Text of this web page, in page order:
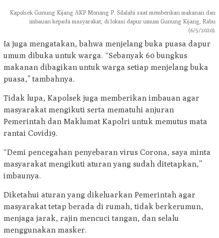
Kapolsek Gunung Kijang AKP Monang P. Silalahi saat memberikan makanan dan
imbauan kepada masyarakat, di lokasi dapur umum Gunung Kijang, Rabu
(6/5/2020).
Ia juga mengatakan, bahwa menjelang buka puasa dapur
umum dibuka untuk warga. “Sebanyak 60 bungkus
makanan dibagikan untuk warga setiap menjelang buka
puasa,” tambahnya.
Tidak lupa, Kapolsek juga memberikan imbauan agar
masyarakat mengikuti serta mematuhi anjuran
Pemerintah dan Maklumat Kapolri untuk memutus mata
rantai Covid19.
“Demi pencegahan penyebaran virus Corona, saya minta
masyarakat mengikuti aturan yang sudah ditetapkan,”
imbaunya.
Diketahui aturan yang dikeluarkan Pemerintah agar
masyarakat tetap berada di rumah, tidak berkerumun,
menjaga jarak, rajin mencuci tangan, dan selalu
menggunakan masker.